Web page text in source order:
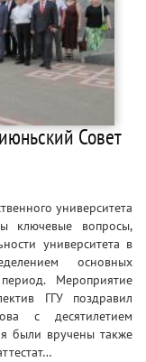
Совет
университета
ключевые вопросы,
университета в
основных
Мероприятие
ГГУ поздравил
с десятилетием
были вручены также